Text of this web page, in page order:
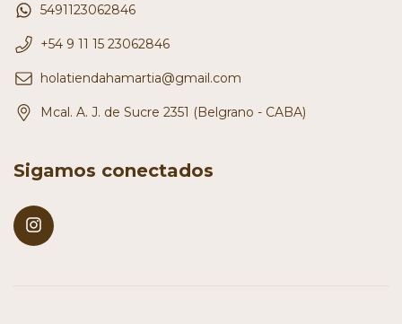
5491123062846
+54 9 11 15 23062846
holatiendahamartia@gmail.com
Mcal. A. J. de Sucre 2351 (Belgrano - CABA)
Sigamos conectados